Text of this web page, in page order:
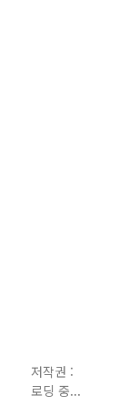
저작권 :
로딩 중...